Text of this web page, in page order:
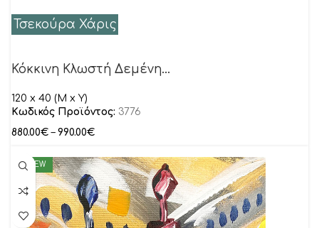
Τσεκούρα Χάρις
Κόκκινη Κλωστή Δεμένη…
120 x 40 (M x Y)
Κωδικός Προϊόντος: 3776
880.00€ – 990.00€
NEW